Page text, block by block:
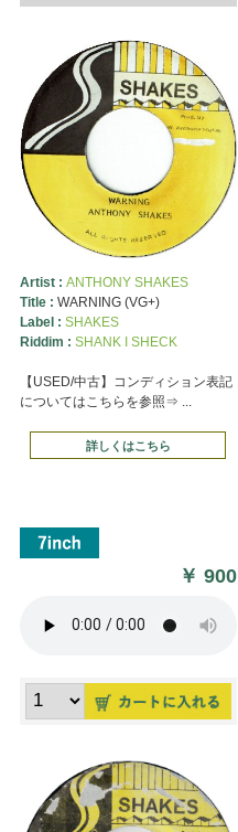
Artist : ANTHONY SHAKES
Title : WARNING (VG+)
Label : SHAKES
Riddim : SHANK I SHECK
【USED/中古】コンディション表記
についてはこちらを参照⇒ ...
詳しくはこちら
￥900